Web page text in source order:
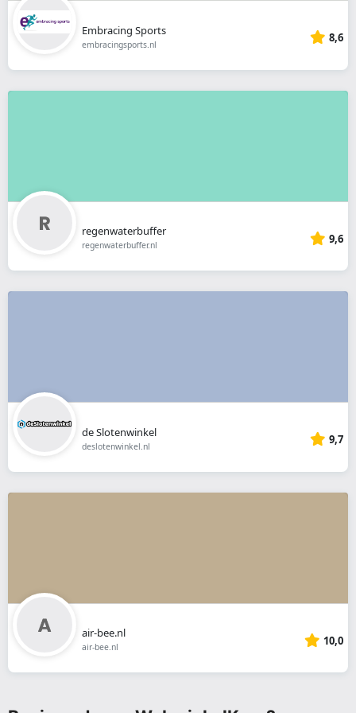
Embracing Sports
embracingsports.nl 8,6
regenwaterbuffer
regenwaterbuffer.nl 9,6
de Slotenwinkel
deslotenwinkel.nl 9,7
air-bee.nl
air-bee.nl 10,0